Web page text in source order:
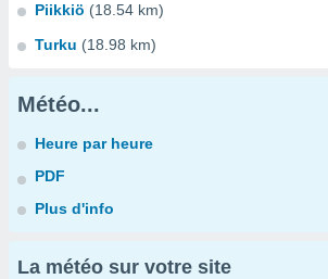
Piikkiö (18.54 km)
Turku (18.98 km)
Météo...
Heure par heure
PDF
Plus d'info
La météo sur votre site